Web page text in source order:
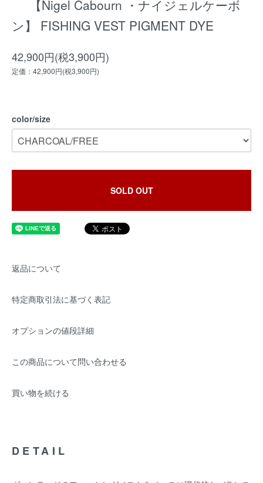
【Nigel Cabourn ・ナイジェルケーボ
ン】 FISHING VEST PIGMENT DYE
42,900円(税3,900円)
定価：42,900円(税3,900円)
color/size
SOLD OUT
返品について
特定商取引法に基づく表記
オプションの値段詳細
この商品について問い合わせる
買い物を続ける
DETAIL